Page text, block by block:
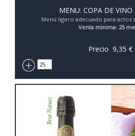
MENU: COPA DE VINO
Menú ligero adecuado para actos
Venta minima: 25
Precio 9,35 €